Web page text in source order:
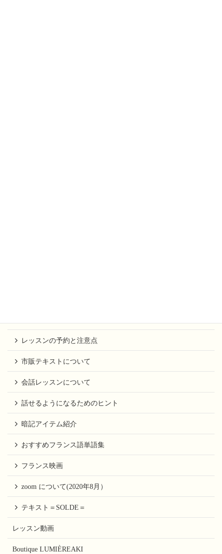
レッスンの予約と注意点
市販テキストについて
会話レッスンについて
話せるようになるためのヒント
暗記アイテム紹介
おすすめフランス語単語集
フランス映画
zoom について(2020年8月）
テキスト＝SOLDE＝
レッスン動画
Boutique LUMIÈREAKI